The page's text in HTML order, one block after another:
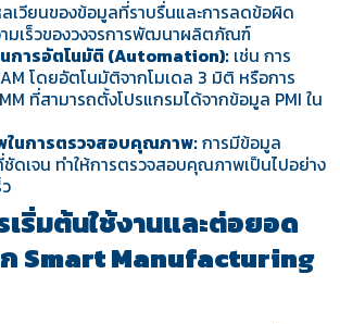
ลเวียนของข้อมูลที่ราบรื่นและการลดข้อผิด
มเร็วของวงจรการพัฒนาผลิตภัณฑ์
การอัตโนมัติ (Automation): เช่น การ
โดยอัตโนมัติจากโมเดล 3 มิติ หรือการ
ที่สามารถตั้งโปรแกรมได้จากข้อมูล PMI ใน
ในการตรวจสอบคุณภาพ:การมีข้อมูล
ชัดเจน ทำให้การตรวจสอบคุณภาพเป็นไปอย่าง
เริ่มต้นใช้งานและต่อยอด
ก Smart Manufacturing